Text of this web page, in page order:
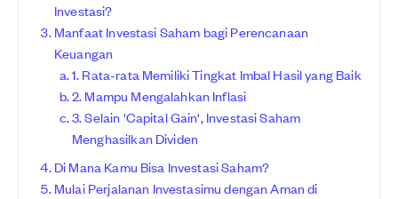
Investasi?
Manfaat Investasi Saham bagi Perencanaan
Keuangan
1. Rata-rata Memiliki Tingkat Imbal Hasil yang Baik
2. Mampu Mengalahkan Inflasi
3. Selain 'Capital Gain', Investasi Saham
Menghasilkan Dividen
Di Mana Kamu Bisa Investasi Saham?
Mulai Perjalanan Investasimu dengan Aman di